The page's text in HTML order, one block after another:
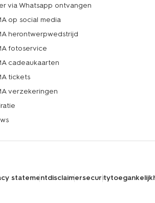
via Whatsapp ontvangen
op social media
herontwerpwedstrijd
fotoservice
cadeaukaarten
tickets
verzekeringen
statementdisclaimersecurity